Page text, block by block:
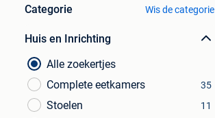
Categorie Wis de categorie
Huis en Inrichting
Alle zoekertjes
Complete eetkamers
35
Stoelen 11